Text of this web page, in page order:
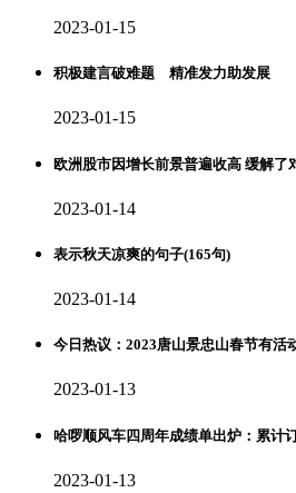
2023-01-15
积极建言破难题 精准发力助发展
2023-01-15
欧洲股市因增长前景普遍收高 缓解了
2023-01-14
表示秋天凉爽的句子(165句)
2023-01-14
今日热议：2023唐山景忠山春节有活
2023-01-13
哈啰顺风车四周年成绩单出炉：累计
2023-01-13